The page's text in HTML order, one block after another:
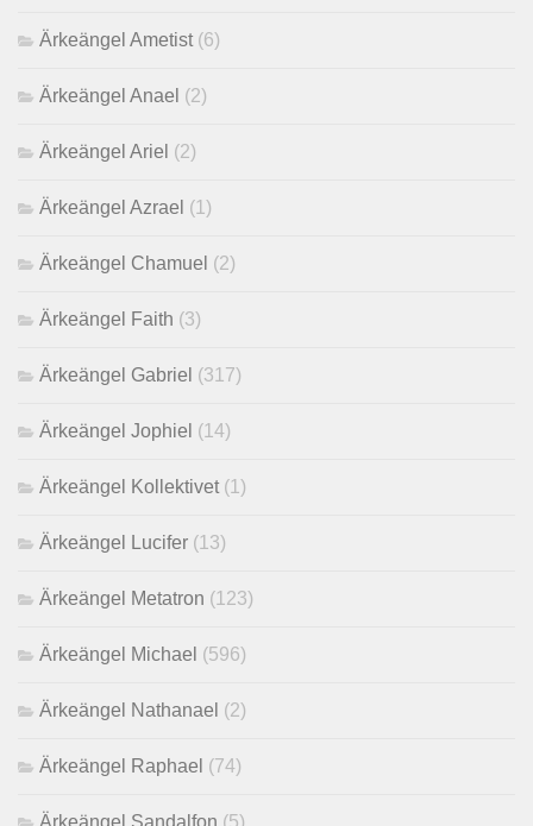
Ärkeängel Ametist (6)
Ärkeängel Anael (2)
Ärkeängel Ariel (2)
Ärkeängel Azrael (1)
Ärkeängel Chamuel (2)
Ärkeängel Faith (3)
Ärkeängel Gabriel (317)
Ärkeängel Jophiel (14)
Ärkeängel Kollektivet (1)
Ärkeängel Lucifer (13)
Ärkeängel Metatron (123)
Ärkeängel Michael (596)
Ärkeängel Nathanael (2)
Ärkeängel Raphael (74)
Ärkeängel Sandalfon (5)